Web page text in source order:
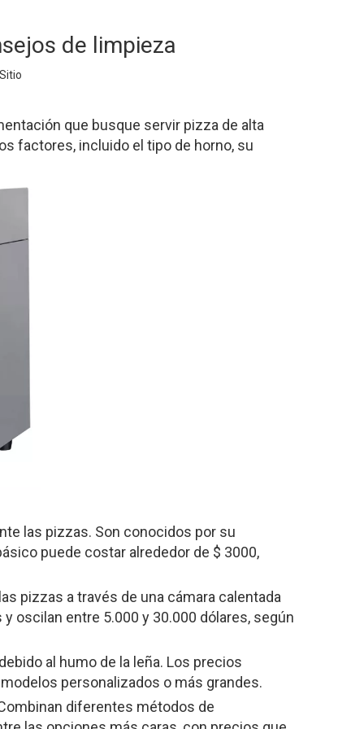
de limpieza
que busque servir pizza de alta
factores, incluido el tipo de horno, su
las pizzas. Son conocidos por su
puede costar alrededor de $ 3000,
pizzas a través de una cámara calentada
oscilan entre 5.000 y 30.000 dólares, según
al humo de la leña. Los precios
personalizados o más grandes.
diferentes métodos de